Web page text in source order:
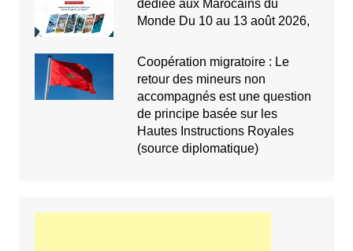
dédiée aux Marocains du
Monde Du 10 au 13 août 2026,
Coopération migratoire : Le
retour des mineurs non
accompagnés est une question
de principe basée sur les
Hautes Instructions Royales
(source diplomatique)